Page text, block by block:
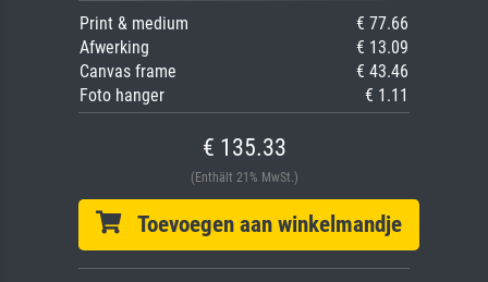
Print & medium
€ 77.66
Afwerking
€ 13.09
Canvas frame
€ 43.46
Foto hanger
€ 1.11
€ 135.33
(Enthält 21% MwSt.)
Toevoegen aan winkelmandje